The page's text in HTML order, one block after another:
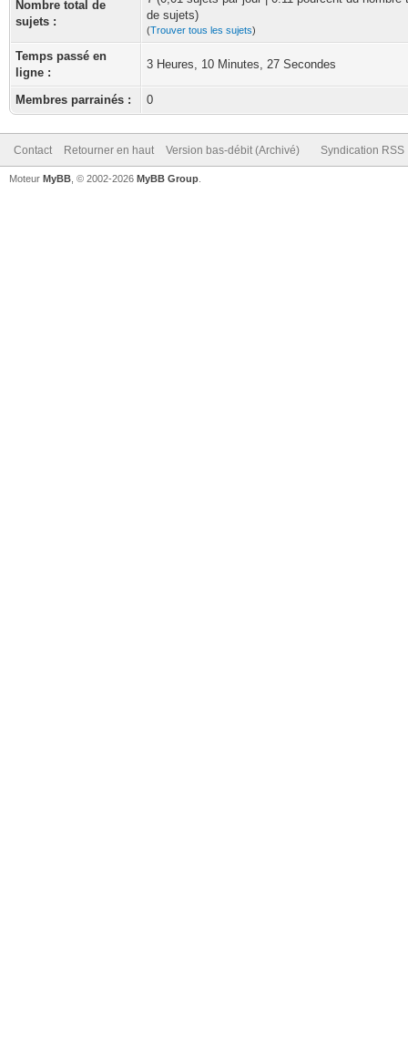
Nombre total de
sujets :
de sujets)
(Trouver tous les sujets)
Temps passé en
ligne :
3 Heures, 10 Minutes, 27 Secondes
Membres parrainés : 0
Contact Retourner en haut Version bas-débit (Archivé) Syndication RSS
Moteur MyBB , © 2002-2026 MyBB Group